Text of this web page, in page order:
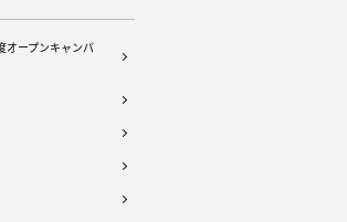
オープンキャンパ